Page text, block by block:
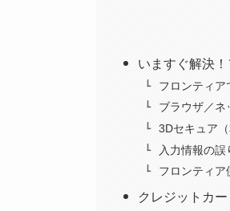
いますぐ解決
フロンティア
ブラウザ／ネ
3Dセキュア
入力情報の
フロンティア
クレジットカ